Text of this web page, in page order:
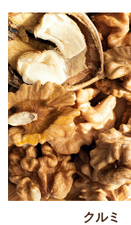
クルミ